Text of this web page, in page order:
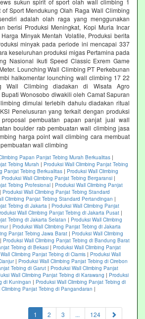
Sport Mendukung Olah Raga Wall Climbing
adalah olah raga yang menggunakan
berisi Produksi Meningkat, Kopi Muria Incar
Minyak Mentah Volatile, Produksi berita
minyak pada periode ini mencapai 337
keseluruhan produksi migas Pertamina pada
Nasional ikuti Speed Classic Exrem Game
Lounching Wall Climbing PT Perkebunan
halkomentar lounching wall climbing 17 22
Wall Climbing diadakan di Wisata Agro
Wonosobo diwakili oleh Camat Sapuran
dimulai terlebih dahulu diadakan ritual
Penelusuran yang terkait dengan produksi
pembuatan papan panjat jual wall
boulder rab pembuatan wall climbing jasa
harga point wall climbing cara membuat
wall climbing
Papan Panjat Tebing Murah Berkualitas |
Tebing Murah | Produksi Wall Climbing Panjat Tebing
Panjat Tebing Berkualitas | Produksi Wall Climbing
Produksi Wall Climbing Panjat Tebing Bergaransi |
Tebing Profesional | Produksi Wall Climbing Panjat
| Produksi Wall Climbing Panjat Tebing Standard
Climbing Panjat Tebing Standard Pertandingan |
Tebing di Jakarta | Produksi Wall Climbing Panjat
Wall Climbing Panjat Tebing di Jakarta Pusat |
Tebing di Jakarta Selatan | Produksi Wall Climbing
| Produksi Wall Climbing Panjat Tebing di Jakarta
Panjat Tebing Jawa Barat | Produksi Wall Climbing
| Produksi Wall Climbing Panjat Tebing di Bandung Barat
Tebing di Bekasi | Produksi Wall Climbing Panjat
Climbing Panjat Tebing di Ciamis | Produksi Wall
| Produksi Wall Climbing Panjat Tebing di Cirebon
Tebing di Garut | Produksi Wall Climbing Panjat
Wall Climbing Panjat Tebing di Karawang | Produksi
di Kuningan | Produksi Wall Climbing Panjat Tebing di
Climbing Panjat Tebing di Pangandaran |
1 (current)
2 3 ... 124